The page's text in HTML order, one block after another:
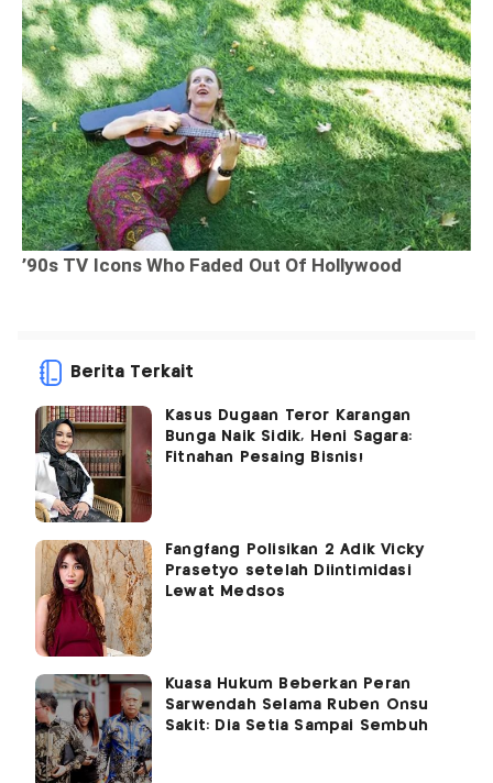
Berita Terkait
Kasus Dugaan Teror Karangan
Bunga Naik Sidik, Heni Sagara:
Fitnahan Pesaing Bisnis!
Fangfang Polisikan 2 Adik Vicky
Prasetyo setelah Diintimidasi
Lewat Medsos
Kuasa Hukum Beberkan Peran
Sarwendah Selama Ruben Onsu
Sakit: Dia Setia Sampai Sembuh